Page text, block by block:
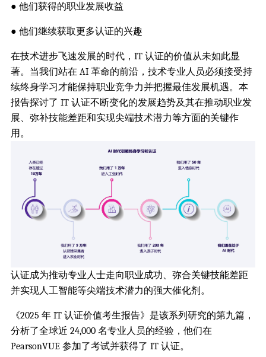
● 他们获得的职业发展收益
● 他们继续获取更多认证的兴趣
在技术进步飞速发展的时代，IT 认证的价值从未如此显
著。当我们站在 AI 革命的前沿，技术专业人员必须接受持
续终身学习才能保持职业竞争力并把握最佳发展机遇。本
报告探讨了 IT 认证不断变化的发展趋势及其在推动职业发
展、弥补技能差距和实现尖端技术潜力等方面的关键作
用。
认证成为推动专业人士走向职业成功、弥合关键技能差距
并实现人工智能等尖端技术潜力的强大催化剂。
《2025 年 IT 认证价值考生报告》是该系列研究的第九篇，
分析了全球近 24,000 名专业人员的经验，他们在
PearsonVUE 参加了考试并获得了 IT 认证。